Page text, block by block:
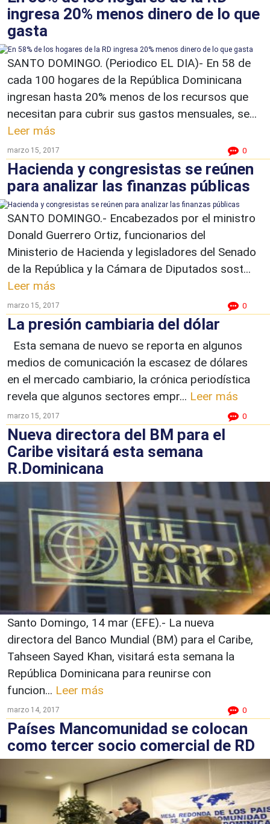
ingresa 20% menos dinero de lo que
gasta
SANTO DOMINGO. (Periodico EL DIA)- En 58 de
cada 100 hogares de la República Dominicana
ingresan hasta 20% menos de los recursos que
necesitan para cubrir sus gastos mensuales, se...
Leer más
marzo 15, 2017 0
Hacienda y congresistas se reúnen
para analizar las finanzas públicas
SANTO DOMINGO.- Encabezados por el ministro
Donald Guerrero Ortiz, funcionarios del
Ministerio de Hacienda y legisladores del Senado
de la República y la Cámara de Diputados sost...
Leer más
marzo 15, 2017 0
La presión cambiaria del dólar
Esta semana de nuevo se reporta en algunos
medios de comunicación la escasez de dólares
en el mercado cambiario, la crónica periodística
revela que algunos sectores empr... Leer más
marzo 15, 2017 0
Nueva directora del BM para el
Caribe visitará esta semana
R.Dominicana
Santo Domingo, 14 mar (EFE).- La nueva
directora del Banco Mundial (BM) para el Caribe,
Tahseen Sayed Khan, visitará esta semana la
República Dominicana para reunirse con
funcion... Leer más
marzo 14, 2017 0
Países Mancomunidad se colocan
como tercer socio comercial de RD